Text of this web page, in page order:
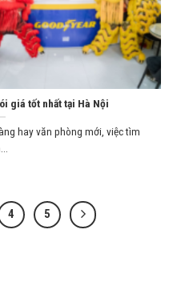
giá tốt nhất tại Hà Nội
hay văn phòng mới, việc tìm
4 5